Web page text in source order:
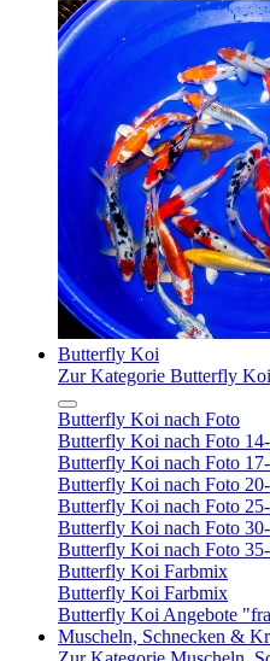
Butterfly Koi
Zur Kategorie Butterfly Koi
Butterfly Koi nach Foto
Butterfly Koi nach Foto
Butterfly Koi nach Foto
Butterfly Koi nach Foto
Butterfly Koi nach Foto
Butterfly Koi nach Foto
Butterfly Koi nach Foto
Butterfly Koi Farbmix
Butterfly Koi Farbmix
Butterfly Koi Angebote
Muscheln, Schnecken &